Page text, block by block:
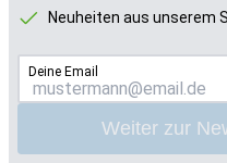
Neuheiten aus unserem
Deine Email
Weiter zur